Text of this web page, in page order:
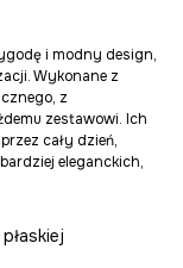
i modny design,
Wykonane z
z
zestawowi. Ich
cały dzień,
eleganckich,